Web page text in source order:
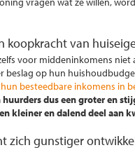
koopkracht van
voor middeninkomens
beslag op hun
besteedbare inkomens in
dus een groter en
kleiner en dalend deel aan
zich gunstiger